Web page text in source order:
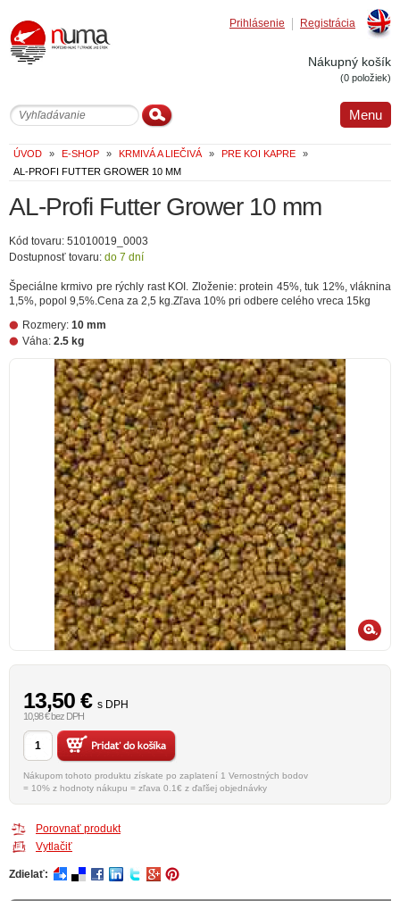
Registrácia
Prihlásenie
Nákupný košík
(0 položiek)
Menu
ÚVOD » E-SHOP » KRMIVÁ A LIEČIVÁ » PRE KOI KAPRE
»
AL-PROFI FUTTER GROWER 10 MM
AL-Profi Futter Grower 10 mm
Kód tovaru: 51010019_0003
Dostupnosť tovaru: do 7 dní
Špeciálne krmivo pre rýchly rast KOI. Zloženie: protein 45%, tuk 12%, vláknina
1,5%, popol 9,5%.Cena za 2,5 kg.Zľava 10% pri odbere celého vreca 15kg
Rozmery: 10 mm
Váha: 2.5 kg
13,50 € s DPH
10,98 € bez DPH
Nákupom tohoto produktu získate po zaplatení 1 Vernostných bodov
= 10% z hodnoty nákupu = zľava 0.1€ z ďaľšej objednávky
Porovnať produkt
Vytlačiť
Zdielať: